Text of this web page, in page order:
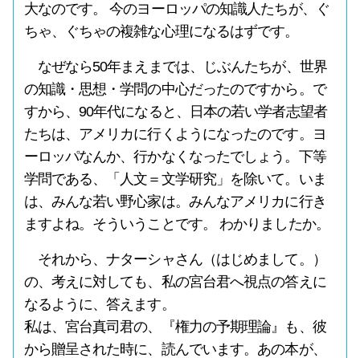
大なのです。 今のヨーロッパの知識人たちが、ぐ
ちゃ、ぐちゃの複雑な心理になるはずです。
なぜなら50年まえまでは、じぶんたちが、世界
の知識・思想・学問の中心だったのですから。で
すから、90年代になると、日本の若い学者志望者
たちは、アメリカに行くようになったのです。ヨ
ーロッパなんか、行かなくなったでしょう。下等
学問である、「人文＝文学研究」を除いて。いま
は、みんな若い野心家は。みんなアメリカに行き
ますよね。そういうことです。 わかりましたか。
それから、ナターシャさん（はじめまして。）
の、考えに対しても、私の宮台君へ視点の答えに
なるように、答えます。
私は、宮台真司君の、『権力の予期理論』も、彼
から贈呈された時に、読んでいます。あの本が、